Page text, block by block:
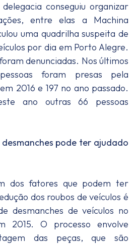
conseguiu organizar
entre elas a Machina
uma quadrilha suspeita de
por dia em Porto Alegre.
denunciadas. Nos últimos
foram presas pela
2016 e 197 no ano passado.
ano outras 66 pessoas
pode ter ajudado
dos fatores que podem ter
dos roubos de veículos é
desmanches de veículos no
2015. O processo envolve
das peças, que são